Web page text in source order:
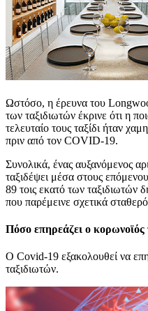
Ωστόσο, η έρευνα του
των ταξιδιωτών έκρινε ότι η
τελευταίο τους ταξίδι ήταν
πριν από τον COVID-19.
Συνολικά, ένας αυξανόμενος
ταξιδέψει μέσα στους
89 τοις εκατό των ταξιδιωτών
που παρέμεινε σχετικά
Πόσο επηρεάζει ο κορωνοϊός
Ο Covid-19 εξακολουθεί να
ταξιδιωτών.